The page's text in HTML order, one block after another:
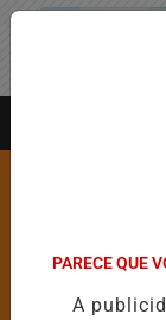
PARECE QUE
A